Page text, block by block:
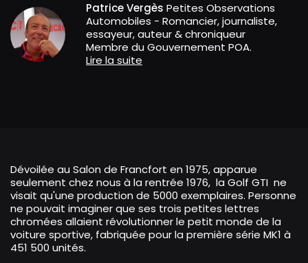
Patrice Vergès Petites Observations
Automobiles - Romancier, journaliste,
essayeur, auteur & chroniqueur
Membre du Gouvernement POA.
Lire la suite
Dévoilée au Salon de Francfort en 1975, apparue
seulement chez nous à la rentrée 1976, la Golf GTI ne
visait qu'une production de 5000 exemplaires. Personne
ne pouvait imaginer que ses trois petites lettres
chromées allaient révolutionner le petit monde de la
voiture sportive, fabriquée pour la première série MK1 à
451 500 unités.